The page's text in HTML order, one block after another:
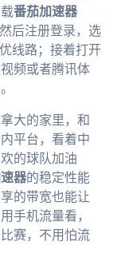
番茄加速器
后注册登录，选
线路；接着打开
频或者腾讯体
大的家里，和
平台，看着中
的球队加油
器的稳定性能
的带宽也能让
手机流量看，
赛，不用怕流